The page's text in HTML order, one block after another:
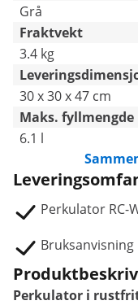
Grå
Fraktvekt
3.4 kg
30 x 30 x 47 cm
Maks. fyllmengde
6.1 l
Perkulator RC-
Bruksanvisning
Perkulator i